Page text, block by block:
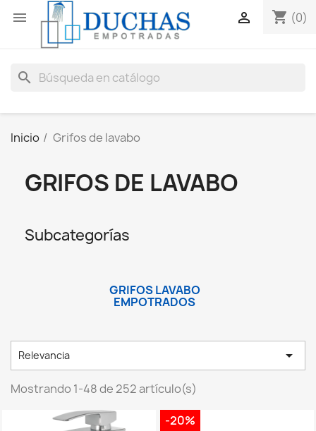
 shopping_cart (0)

search
Inicio Grifos de lavabo
GRIFOS DE LAVABO
Subcategorías
GRIFOS LAVABO
EMPOTRADOS
Relevancia 
Mostrando 1-48 de 252 artículo(s)
-20%